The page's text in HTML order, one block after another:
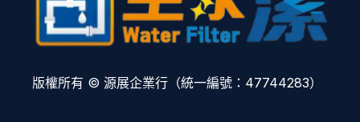
版權所有 © 源展企業行（統一編號：47744283）